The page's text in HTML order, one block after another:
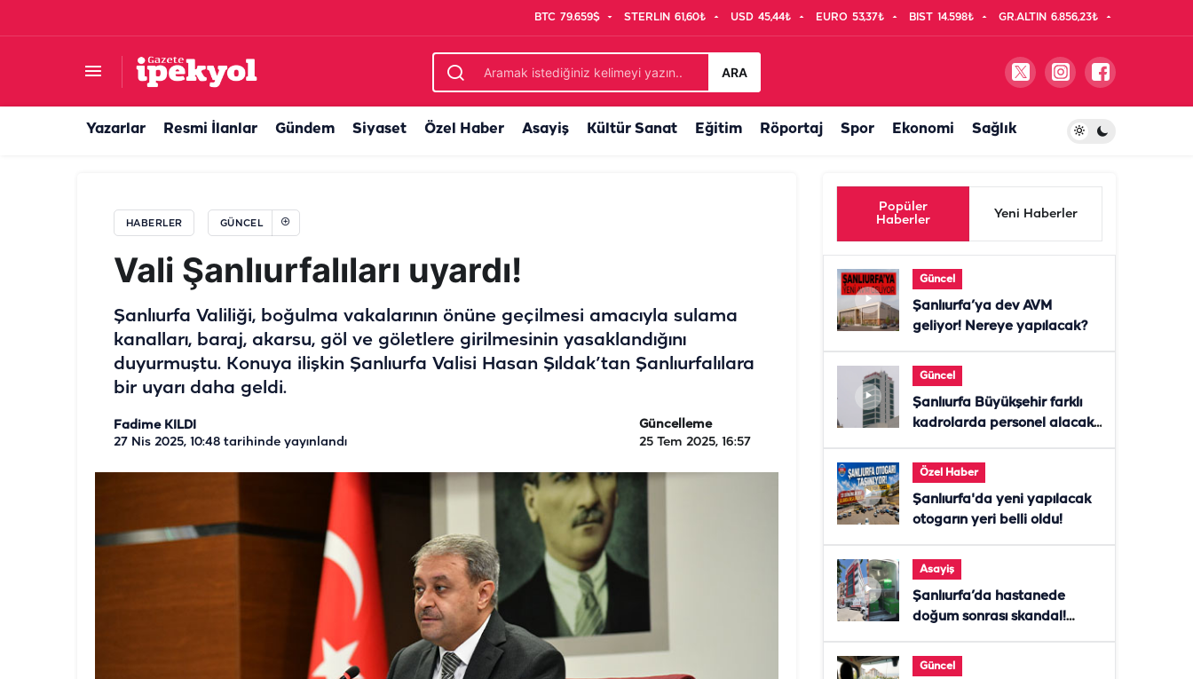
BTC 79.659$ STERLIN 61,60₺ USD 45,44₺ EURO 53,37₺ BIST 14.598₺ GR.ALTIN 6.856,23₺
ARA
Yazarlar Resmi İlanlar Gündem Siyaset Özel Haber Asayiş Kültür Sanat Eğitim Röportaj Spor Ekonomi Sağlık
HABERLER GÜNCEL
Vali Şanlıurfalıları uyardı!
Şanlıurfa Valiliği, boğulma vakalarının önüne geçilmesi amacıyla sulama
kanalları, baraj, akarsu, göl ve göletlere girilmesinin yasaklandığını
duyurmuştu. Konuya ilişkin Şanlıurfa Valisi Hasan Şıldak’tan Şanlıurfalılara
bir uyarı daha geldi.
Fadime KILDI
27 Nis 2025, 10:48 tarihinde yayınlandı
Güncelleme
25 Tem 2025, 16:57
Popüler
Haberler
Yeni Haberler
Güncel
Şanlıurfa’ya dev AVM
geliyor! Nereye yapılacak?
Güncel
Şanlıurfa Büyükşehir farklı
kadrolarda personel alacak!
Özel Haber
Şanlıurfa'da yeni yapılacak
otogarın yeri belli oldu!
Asayiş
Şanlıurfa’da hastanede
doğum sonrası skandal!
Güncel
Şanlıurfa’da deprem hissi uyandıran gürültü! Geceleri uykusuz kalan mahalleli tepkili